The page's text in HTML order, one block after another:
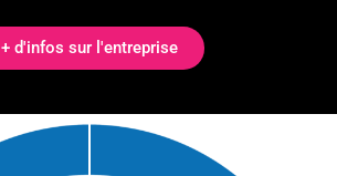
+ d'infos sur l'entreprise